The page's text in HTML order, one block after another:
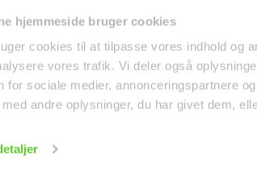
hjemmeside bruger cookies
cookies til at tilpasse vores indhold og
vores trafik. Vi deler også
for sociale medier, annonceringspartnere
andre oplysninger, du har givet dem,